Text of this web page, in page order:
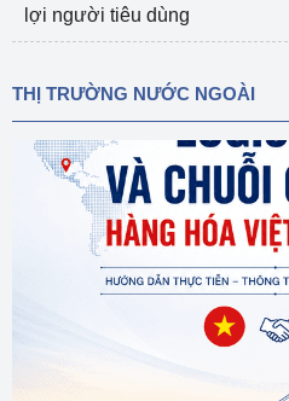
lợi người tiêu dùng
THỊ TRƯỜNG NƯỚC NGOÀI